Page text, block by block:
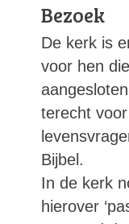
Bezoek
De kerk is
voor hen
terecht
Bijbel.
In de kerk
hierover